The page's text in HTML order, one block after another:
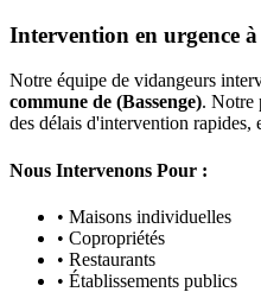
Intervention en urgence
Notre équipe de vidangeurs
commune de (Bassenge). Notre
des délais d'intervention rapides,
Nous Intervenons Pour :
• Maisons individuelles
• Copropriétés
• Restaurants
• Établissements publics